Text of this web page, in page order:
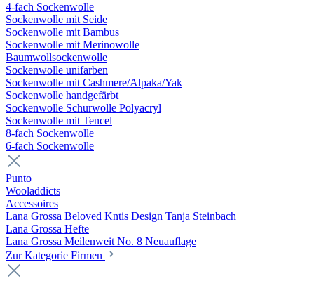
4-fach Sockenwolle
Sockenwolle mit Seide
Sockenwolle mit Bambus
Sockenwolle mit Merinowolle
Baumwollsockenwolle
Sockenwolle unifarben
Sockenwolle mit Cashmere/Alpaka/Yak
Sockenwolle handgefärbt
Sockenwolle Schurwolle Polyacryl
Sockenwolle mit Tencel
8-fach Sockenwolle
6-fach Sockenwolle
Punto
Wooladdicts
Accessoires
Lana Grossa Beloved Kntis Design Tanja Steinbach
Lana Grossa Hefte
Lana Grossa Meilenweit No. 8 Neuauflage
Zur Kategorie Firmen